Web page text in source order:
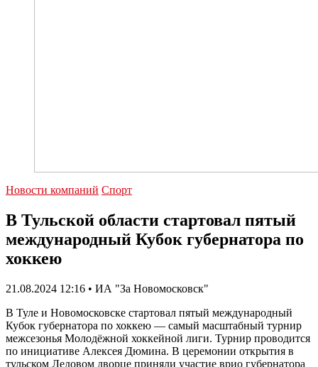
Новости компаний Спорт
В Тульской области стартовал пятый
международный Кубок губернатора по
хоккею
21.08.2024 12:16 • ИА "За Новомосковск"
В Туле и Новомосковске стартовал пятый международный
Кубок губернатора по хоккею — самый масштабный турнир
межсезонья Молодёжной хоккейной лиги. Турнир проводится
по инициативе Алексея Дюмина. В церемонии открытия в
тульском Ледовом дворце приняли участие врио губернатора